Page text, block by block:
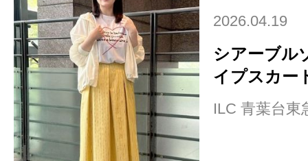
2026.04.19
シアーブル
イプスカー
ILC 青葉台